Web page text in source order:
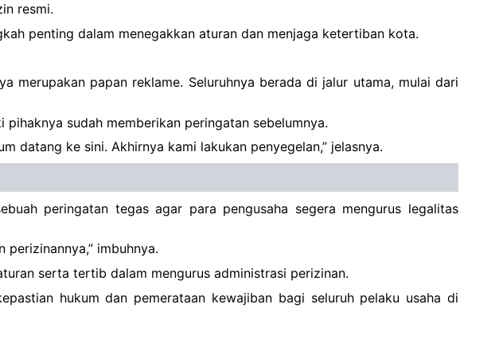
resmi.
penting dalam menegakkan aturan dan menjaga ketertiban kota.
merupakan papan reklame. Seluruhnya berada di jalur utama, mulai dari
sudah memberikan peringatan sebelumnya.
datang ke sini. Akhirnya kami lakukan penyegelan,” jelasnya.
peringatan tegas agar para pengusaha segera mengurus legalitas
imbuhnya.
serta tertib dalam mengurus administrasi perizinan.
hukum dan pemerataan kewajiban bagi seluruh pelaku usaha di